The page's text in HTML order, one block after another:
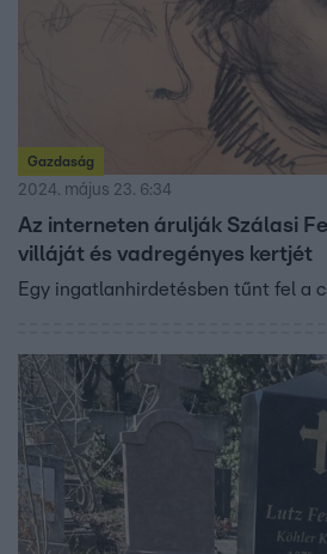
Gazdaság
2024. május 23. 6:34
Az interneten árulják Szálasi
villáját és vadregényes kertjét
Egy ingatlanhirdetésben tűnt fel a